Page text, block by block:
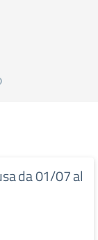
da 01/07 al